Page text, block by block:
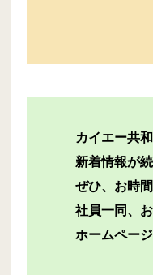
カイエー共
新着情報が
ぜひ、お時
社員一同、
ホームページ